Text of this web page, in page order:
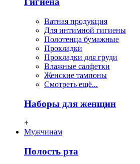
Ватная продукция
Для интимной гигиены
Полотенца бумажные
Прокладки
Прокладки для груди
Влажные салфетки
Женские тампоны
Смотреть ещё...
Наборы для женщин
+
Мужчинам
Полость рта